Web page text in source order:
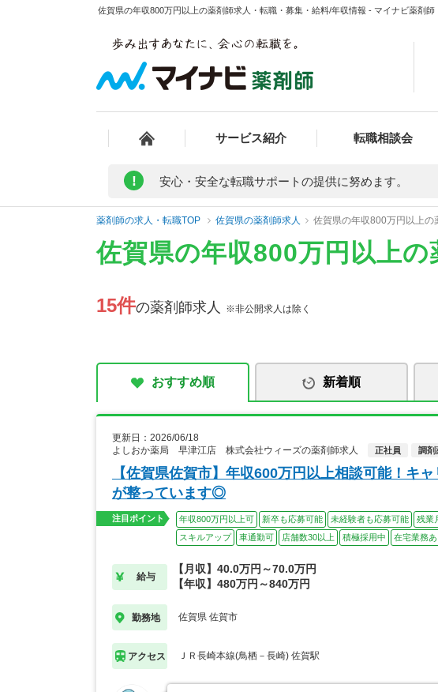
佐賀県の年収800万円以上の薬剤師求人・転職・募集・給料/年収情報 - マイナビ薬剤師
サービス紹介 転職相談会
! 安心・安全な転職サポートの提供に努めます。
薬剤師の求人・転職TOP 佐賀県の薬剤師求人 佐賀県の年収800万円以上の
佐賀県の年収800万円以上
15件の薬剤師求人 ※非公開求人は除く
おすすめ順 新着順
更新日：2026/06/18
よしおか薬局 早津江店 株式会社ウィーズの薬剤師求人
正社員 調剤
【佐賀県佐賀市】年収600万円以上相談可能！キ
が整っています◎
注目ポイント 年収800万円以上可 新卒も応募可能 未経験者も応募可能 残業
スキルアップ
車通勤可 店舗数30以上 積極採用中 在宅業務あ
給与
【月収】40.0万円～70.0万円
【年収】480万円～840万円
勤務地 佐賀県 佐賀市
アクセス ＪＲ長崎本線(鳥栖－長崎) 佐賀駅